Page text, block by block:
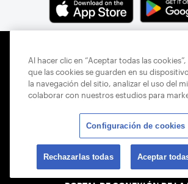
CAREERS
PRÁCTICAS
CONTÁCTANOS
TÉRMINOS DE USO
Al hacer clic en “Aceptar todas las
que las cookies se guarden en su
la navegación del sitio, analizar el uso del
colaborar con nuestros estudios para
Configuración de cookies
Rechazarlas todas Aceptar